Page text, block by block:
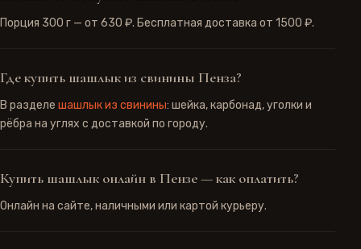
Порция 300 г — от 630 ₽. Бесплатная доставка от 1500 ₽.
Где купить шашлык из свинины Пенза?
В разделе шашлык из свинины: шейка, карбонад, уголки и
рёбра на углях с доставкой по городу.
Купить шашлык онлайн в Пензе — как оплатить?
Онлайн на сайте, наличными или картой курьеру.